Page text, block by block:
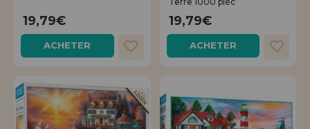
19,79€
ACHETER
19,79€
ACHETER